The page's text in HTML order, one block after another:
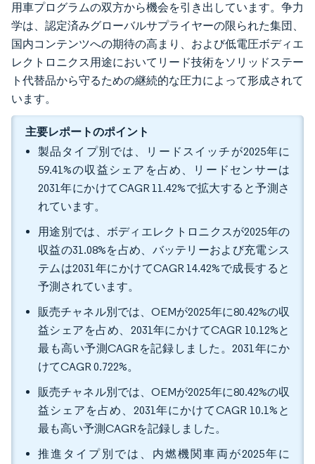
用車プログラムの双方から機会を引き出しています。争力
学は、認定済みグローバルサプライヤーの限られた集団、
国内コンテンツへの期待の高まり、および低電圧ボディエ
レクトロニクス用途においてリード技術をソリッドステー
ト代替品から守るための継続的な圧力によって形成されて
います。
主要レポートのポイント
製品タイプ別では、リードスイッチが2025年に
59.41%の収益シェアを占め、リードセンサーは
2031年にかけてCAGR 11.42%で拡大すると予測さ
れています。
用途別では、ボディエレクトロニクスが2025年の
収益の31.08%を占め、バッテリーおよび充電シス
テムは2031年にかけてCAGR 14.42%で成長すると
予測されています。
販売チャネル別では、OEMが2025年に80.42%の収
益シェアを占め、2031年にかけてCAGR 10.12%と
最も高い予測CAGRを記録しました。2031年にか
けてCAGR 0.722%。
販売チャネル別では、OEMが2025年に80.42%の収
益シェアを占め、2031年にかけてCAGR 10.1%と
最も高い予測CAGRを記録しました。
推進タイプ別では、内燃機関車両が2025年に